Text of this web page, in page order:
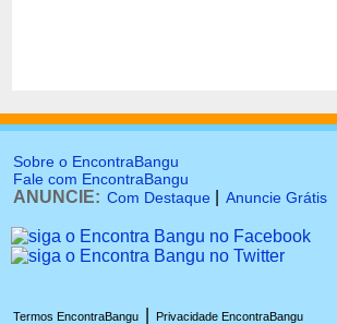
Sobre o EncontraBangu
Fale com EncontraBangu
ANUNCIE: Com Destaque Anuncie Grátis
Termos EncontraBangu Privacidade EncontraBangu